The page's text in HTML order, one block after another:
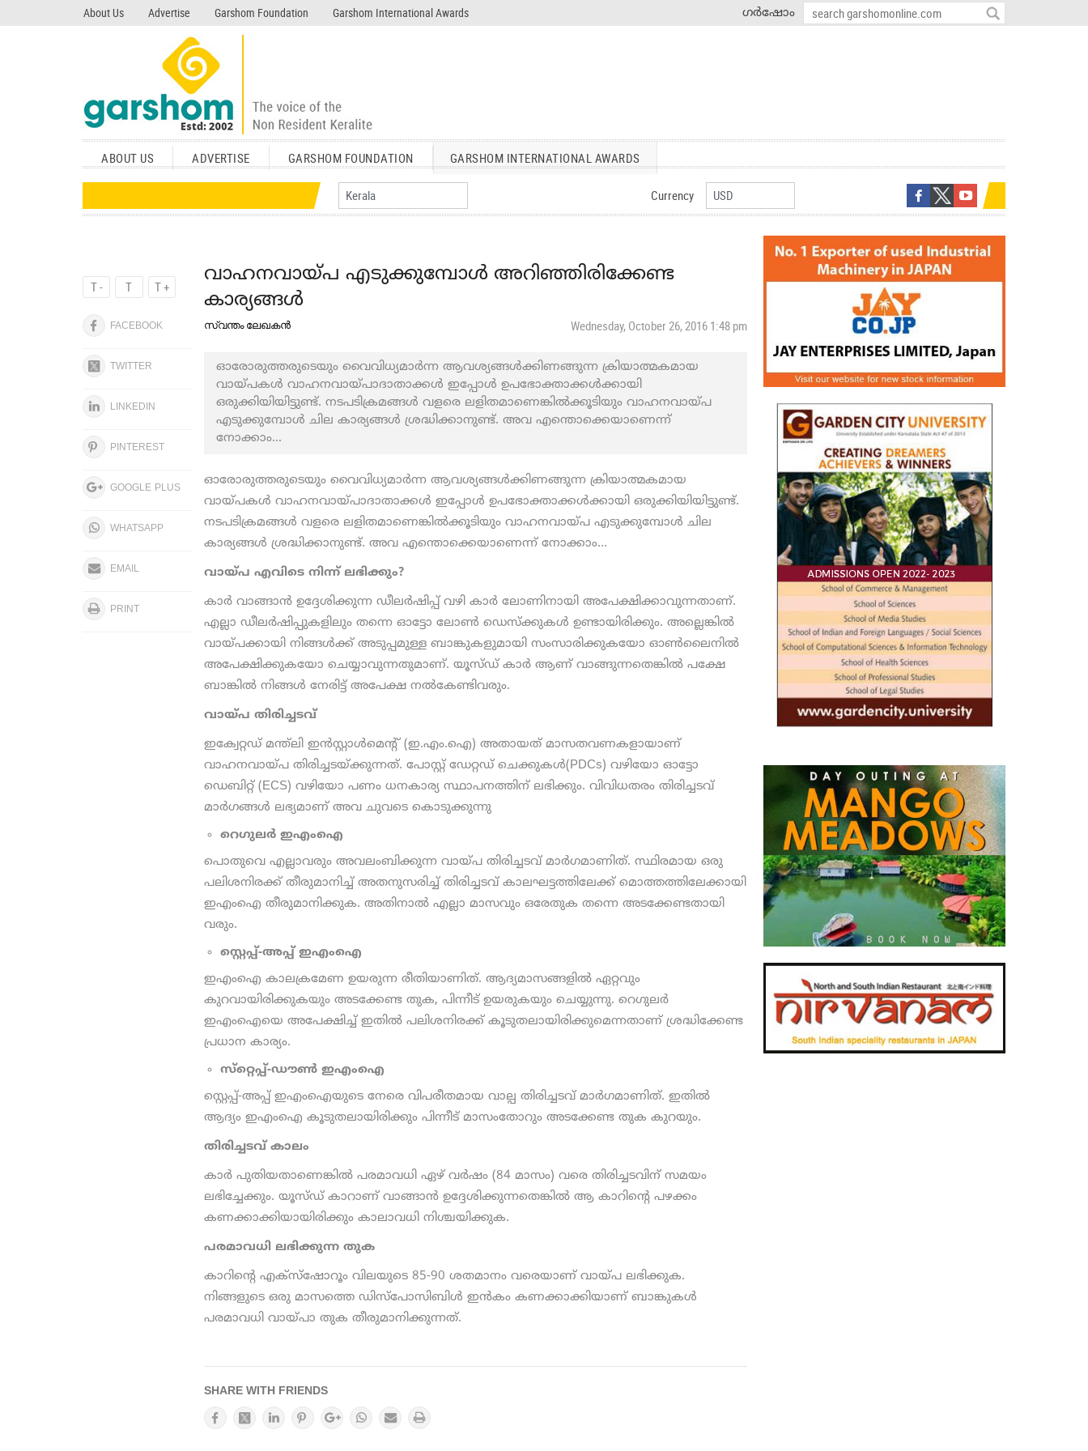
About Us Advertise Garshom Foundation Garshom International Awards ഗർഷോം
garshom.com
ABOUT US ADVERTISE GARSHOM FOUNDATION GARSHOM INTERNATIONAL AWARDS
Currency
T - T T +
FACEBOOK
TWITTER
LINKEDIN
PINTEREST
GOOGLE PLUS
WHATSAPP
EMAIL
PRINT
വാഹനവായ്പ എടുക്കുമ്പോൾ അറിഞ്ഞിരിക്കേണ്ട
കാര്യങ്ങൾ
സ്വന്തം ലേഖകൻ Wednesday, October 26, 2016 1:48 pm
ഓരോരുത്തരുടെയും വൈവിധ്യമാര്‍ന്ന ആവശ്യങ്ങള്‍ക്കിണങ്ങുന്ന ക്രിയാത്മകമായ
വായ്പകൾ വാഹനവായ്പാദാതാക്കൾ ഇപ്പോൾ ഉപഭോക്താക്കള്‍ക്കായി
ഒരുക്കിയിയിട്ടുണ്ട്. നടപടിക്രമങ്ങൾ വളരെ ലളിതമാണെങ്കില്‍ക്കൂടിയും വാഹനവായ്പ
എടുക്കുമ്പോള്‍ ചില കാര്യങ്ങള്‍ ശ്രദ്ധിക്കാനുണ്ട്. അവ എന്തൊക്കെയാണെന്ന്
നോക്കാം...
ഓരോരുത്തരുടെയും വൈവിധ്യമാര്‍ന്ന ആവശ്യങ്ങള്‍ക്കിണങ്ങുന്ന ക്രിയാത്മകമായ
വായ്പകൾ വാഹനവായ്പാദാതാക്കൾ ഇപ്പോൾ ഉപഭോക്താക്കള്‍ക്കായി ഒരുക്കിയിയിട്ടുണ്ട്.
നടപടിക്രമങ്ങൾ വളരെ ലളിതമാണെങ്കില്‍ക്കൂടിയും വാഹനവായ്പ എടുക്കുമ്പോള്‍ ചില
കാര്യങ്ങള്‍ ശ്രദ്ധിക്കാനുണ്ട്. അവ എന്തൊക്കെയാണെന്ന് നോക്കാം…
വായ്പ എവിടെ നിന്ന് ലഭിക്കും?
കാര്‍ വാങ്ങാന്‍ ഉദ്ദേശിക്കുന്ന ഡീലര്‍ഷിപ്പ് വഴി കാര്‍ ലോണിനായി അപേക്ഷിക്കാവുന്നതാണ്.
എല്ലാ ഡീലര്‍ഷിപ്പുകളിലും തന്നെ ഓട്ടോ ലോണ്‍ ഡെസ്‌ക്കുകള്‍ ഉണ്ടായിരിക്കും. അല്ലെങ്കിൽ
വായ്പക്കായി നിങ്ങള്‍ക്ക് അടുപ്പമുള്ള ബാങ്കുകളുമായി സംസാരിക്കുകയോ ഓണ്‍ലൈനില്‍
അപേക്ഷിക്കുകയോ ചെയ്യാവുന്നതുമാണ്. യൂസ്ഡ് കാര്‍ ആണ് വാങ്ങുന്നതെങ്കില്‍ പക്ഷേ
ബാങ്കിൽ നിങ്ങൾ നേരിട്ട് അപേക്ഷ നൽകേണ്ടിവരും.
വായ്പ തിരിച്ചടവ്
ഇക്വേറ്റഡ് മന്ത്‌ലി ഇന്‍സ്റ്റാള്‍മെന്റ് (ഇ.എം.ഐ) അതായത് മാസതവണകളായാണ്
വാഹനവായ്പ തിരിച്ചടയ്ക്കുന്നത്. പോസ്റ്റ് ഡേറ്റഡ് ചെക്കുകള്‍(PDCs) വഴിയോ ഓട്ടോ
ഡെബിറ്റ് (ECS) വഴിയോ പണം ധനകാര്യ സ്ഥാപനത്തിന് ലഭിക്കും. വിവിധതരം തിരിച്ചടവ്
മാര്‍ഗങ്ങള്‍ ലഭ്യമാണ് അവ ചുവടെ കൊടുക്കുന്നു
റെഗുലര്‍ ഇഎംഐ
പൊതുവെ എല്ലാവരും അവലംബിക്കുന്ന വായ്പ തിരിച്ചടവ് മാർഗമാണിത്. സ്ഥിരമായ ഒരു
പലിശനിരക്ക് തീരുമാനിച്ച് അതനുസരിച്ച് തിരിച്ചടവ് കാലഘട്ടത്തിലേക്ക് മൊത്തത്തിലേക്കായി
ഇഎംഐ തീരുമാനിക്കുക. അതിനാൽ എല്ലാ മാസവും ഒരേതുക തന്നെ അടക്കേണ്ടതായി
വരും.
സ്റ്റെപ്പ്-അപ്പ് ഇഎംഐ
ഇഎംഐ കാലക്രമേണ ഉയരുന്ന രീതിയാണിത്. ആദ്യമാസങ്ങളിൽ ഏറ്റവും
കുറവായിരിക്കുകയും അടക്കേണ്ട തുക, പിന്നീട് ഉയരുകയും ചെയ്യുന്നു. റെഗുലര്‍
ഇഎംഐയെ അപേക്ഷിച്ച് ഇതില്‍ പലിശനിരക്ക് കൂടുതലായിരിക്കുമെന്നതാണ് ശ്രദ്ധിക്കേണ്ട
പ്രധാന കാര്യം.
സ്‌റ്റെപ്പ്-ഡൗണ്‍ ഇഎംഐ
സ്റ്റെപ്പ്-അപ്പ് ഇഎംഐയുടെ നേരെ വിപരീതമായ വാല്പ തിരിച്ചടവ് മാർഗമാണിത്. ഇതില്‍
ആദ്യം ഇഎംഐ കൂടുതലായിരിക്കും പിന്നീട് മാസംതോറും അടക്കേണ്ട തുക കുറയും.
തിരിച്ചടവ് കാലം
കാര്‍ പുതിയതാണെങ്കില്‍ പരമാവധി ഏഴ് വര്‍ഷം (84 മാസം) വരെ തിരിച്ചടവിന് സമയം
ലഭിച്ചേക്കും. യൂസ്ഡ് കാറാണ് വാങ്ങാന്‍ ഉദ്ദേശിക്കുന്നതെങ്കില്‍ ആ കാറിന്റെ പഴക്കം
കണക്കാക്കിയായിരിക്കും കാലാവധി നിശ്ചയിക്കുക.
പരമാവധി ലഭിക്കുന്ന തുക
കാറിന്റെ എക്‌സ്‌ഷോറൂം വിലയുടെ 85-90 ശതമാനം വരെയാണ് വായ്പ ലഭിക്കുക.
നിങ്ങളുടെ ഒരു മാസത്തെ ഡിസ്‌പോസിബിള്‍ ഇന്‍കം കണക്കാക്കിയാണ് ബാങ്കുകൾ
പരമാവധി വായ്പാ തുക തീരുമാനിക്കുന്നത്.
SHARE WITH FRIENDS